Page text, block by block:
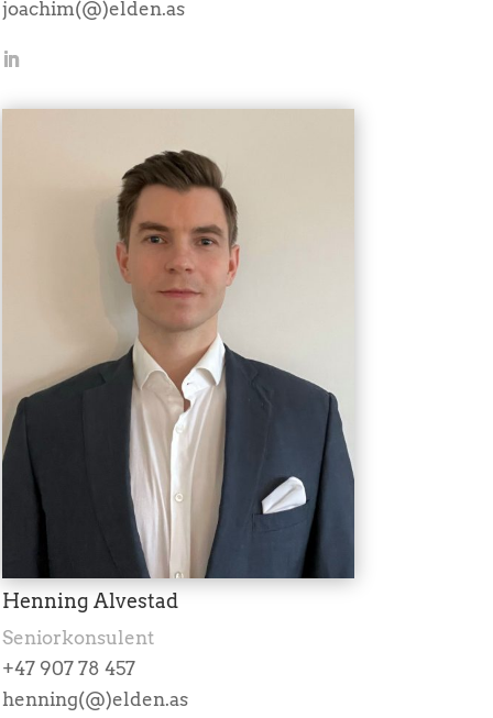
joachim(@)elden.as
Henning Alvestad
Seniorkonsulent
+47 907 78 457
henning(@)elden.as